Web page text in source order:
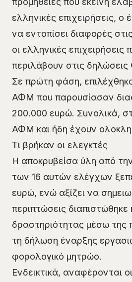
ελληνικές επιχειρήσεις,
να εντοπίσει διαφορές
οι ελληνικές
περιλάβουν στις
Σε πρώτη φάση,
ΑΦΜ που παρουσίασαν
200.000 ευρώ. Συνολικά,
ΑΦΜ και ήδη έχουν
Τι βρήκαν οι ελεγκτές
Η αποκρυβείσα ύλη από
των 16 αυτών ελέγχων
ευρώ, ενώ αξίζει να
περιπτώσεις διαπιστώθηκε
δραστηριότητας μέσω της
τη δήλωση έναρξης
φορολογικό μητρώο.
Ενδεικτικά, αναφέρονται